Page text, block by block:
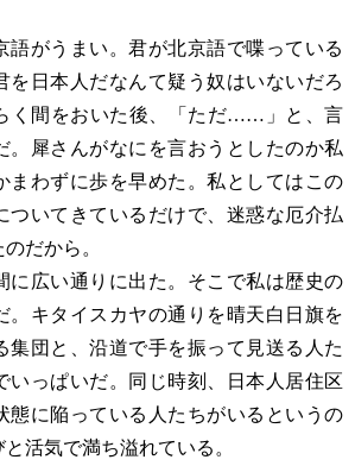
語がうまい。君が北京語で喋っている
を日本人だなんて疑う奴はいないだろ
く間をおいた後、「ただ……」と、言
。犀さんがなにを言おうとしたのか私
まわずに歩を早めた。私としてはこの
ついてきているだけで、迷惑な厄介払
だから。
に広い通りに出た。そこで私は歴史の
。キタイスカヤの通りを晴天白日旗を
集団と、沿道で手を振って見送る人た
いっぱいだ。同じ時刻、日本人居住区
態に陥っている人たちがいるというの
活気で満ち溢れている。